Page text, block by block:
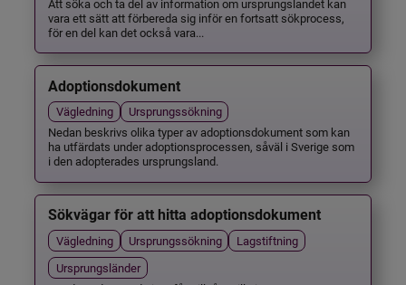
Att söka och ta del av information om ursprungslandet kan
vara ett sätt att förbereda sig inför en fortsatt sökprocess,
för en del kan det också vara...
Adoptionsdokument
Vägledning
Ursprungssökning
Nedan beskrivs olika typer av adoptionsdokument som kan
ha utfärdats under adoptionsprocessen, såväl i Sverige som
i den adopterades ursprungsland.
Sökvägar för att hitta adoptionsdokument
Vägledning Ursprungssökning
Lagstiftning
Ursprungsländer